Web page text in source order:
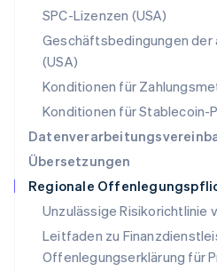
SPC-Lizenzen (USA)
Geschäftsbedingungen der
(USA)
Konditionen für
Konditionen für Stablecoin-
Übersetzungen
Regionale
Unzulässige Risikorichtlinie
Leitfaden zu
Offenlegungserklärung für
English
Schweden
Svenska
Deutsch Français Italiano English
Singapur
Slowakei
English
Slowenien
English Italiano
Sonderverwaltungsregion
China
English简体中文